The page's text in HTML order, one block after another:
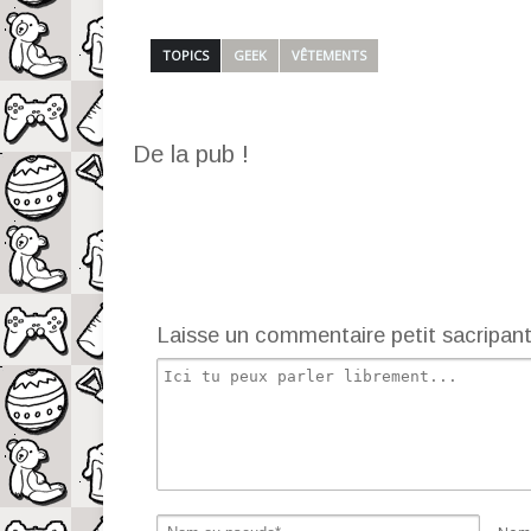
TOPICS GEEK VÊTEMENTS
De la pub !
Laisse un commentaire petit sacripant